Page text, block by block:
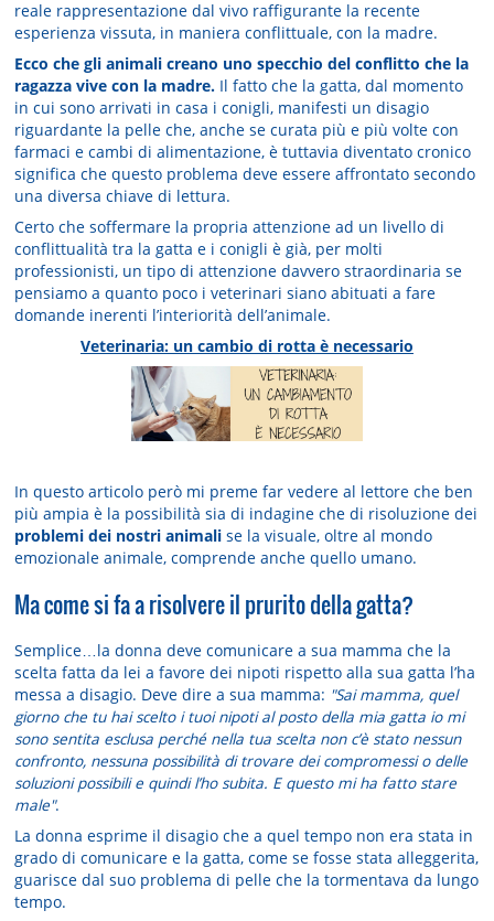
reale rappresentazione dal vivo raffigurante la recente
esperienza vissuta, in maniera conflittuale, con la madre.
Ecco che gli animali creano uno specchio del conflitto che la
ragazza vive con la madre. Il fatto che la gatta, dal momento
in cui sono arrivati in casa i conigli, manifesti un disagio
riguardante la pelle che, anche se curata più e più volte con
farmaci e cambi di alimentazione, è tuttavia diventato cronico
significa che questo problema deve essere affrontato secondo
una diversa chiave di lettura.
Certo che soffermare la propria attenzione ad un livello di
conflittualità tra la gatta e i conigli è già, per molti
professionisti, un tipo di attenzione davvero straordinaria se
pensiamo a quanto poco i veterinari siano abituati a fare
domande inerenti l’interiorità dell’animale.
Veterinaria: un cambio di rotta è necessario
In questo articolo però mi preme far vedere al lettore che ben
più ampia è la possibilità sia di indagine che di risoluzione dei
problemi dei nostri animali se la visuale, oltre al mondo
emozionale animale, comprende anche quello umano.
Ma come si fa a risolvere il prurito della gatta?
Semplice…la donna deve comunicare a sua mamma che la
scelta fatta da lei a favore dei nipoti rispetto alla sua gatta l’ha
messa a disagio. Deve dire a sua mamma: "Sai mamma, quel
giorno che tu hai scelto i tuoi nipoti al posto della mia gatta io mi
sono sentita esclusa perché nella tua scelta non c’è stato nessun
confronto, nessuna possibilità di trovare dei compromessi o delle
soluzioni possibili e quindi l’ho subita. E questo mi ha fatto stare
male".
La donna esprime il disagio che a quel tempo non era stata in
grado di comunicare e la gatta, come se fosse stata alleggerita,
guarisce dal suo problema di pelle che la tormentava da lungo
tempo.